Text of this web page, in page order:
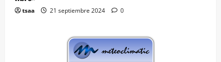
tsaa 21 septiembre 2024 0